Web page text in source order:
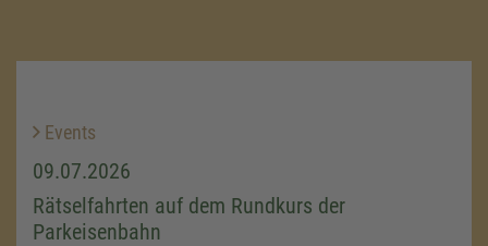
Events
09.07.2026
Rätselfahrten auf dem Rundkurs der
Parkeisenbahn